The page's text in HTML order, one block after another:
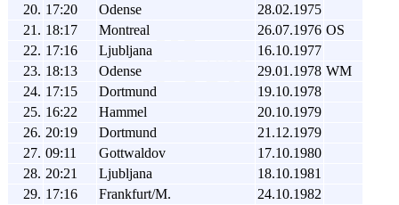
20. 17:20 Odense
28.02.1975
21. 18:17 Montreal 26.07.1976 OS
22. 17:16 Ljubljana
16.10.1977
23. 18:13 Odense 29.01.1978 WM
24. 17:15 Dortmund
19.10.1978
25. 16:22 Hammel
20.10.1979
26. 20:19 Dortmund
21.12.1979
27. 09:11 Gottwaldov
17.10.1980
28. 20:21 Ljubljana
18.10.1981
29. 17:16 Frankfurt/M.
24.10.1982